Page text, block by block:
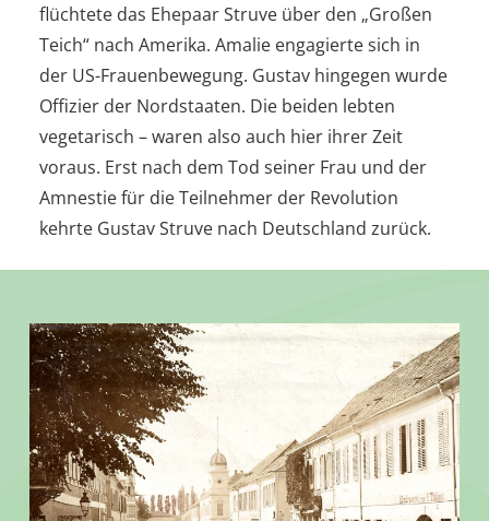
flüchtete das Ehepaar Struve über den „Großen
Teich“ nach Amerika. Amalie engagierte sich in
der US-Frauenbewegung. Gustav hingegen wurde
Offizier der Nordstaaten. Die beiden lebten
vegetarisch – waren also auch hier ihrer Zeit
voraus. Erst nach dem Tod seiner Frau und der
Amnestie für die Teilnehmer der Revolution
kehrte Gustav Struve nach Deutschland zurück.